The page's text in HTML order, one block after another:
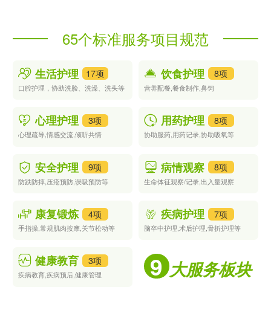
餐，适配低盐低脂、糖尿病等专属饮食要求，餐具每日消毒，保障
慢病用药提醒：严格按医嘱按时提醒老人服药，核对药名、剂量、
服用时间，全程陪同老人服下，杜绝漏服、错服，每日记录血压、
血糖等基础生命体征，发现异常第一时间通知您和家庭医生；
做好防跌倒、防磕碰防护，再也不用怕老人独自出门发生意外；
就医全程陪同：替您陪老人去医院就诊、复诊、检查、取药、医保
心理陪伴慰藉：每日陪老人聊天、读报、下棋、看剧，缓解独居孤
独感，协助老人和家人视频通话，做好情绪疏导，让老人每天都有
日常便民代办：帮老人完成日常用品采购、水电费缴纳、社保资格
认证、病历复印等跑腿琐事，不用老人再跑上跑下。
二、我们和普通保姆、散护、中介的核心区别（您最关心的保障，
很多客户跟我们说，之前找过很多护工、保姆，钱没少花，却受了
一肚子气，老人也没照顾好。我们和他们完全不一样，从根源上解
65个标准服务项目规范
生活护理 17项
口腔护理，协助洗脸、洗澡、洗头等
饮食护理 8项
营养配餐,餐食制作,鼻饲
心理护理 3项
心理疏导,情感交流,倾听共情
用药护理 8项
协助服药,用药记录,协助吸氧等
安全护理 9项
防跌防摔,压疮预防,误吸预防等
病情观察 8项
生命体征观察/记录,出入量观察
康复锻炼 4项
手指操,常规肌肉按摩,关节松动等
疾病护理 7项
脑卒中护理,术后护理,骨折护理等
健康教育 3项
疾病教育,疾病预后,健康管理 9 大服务板块